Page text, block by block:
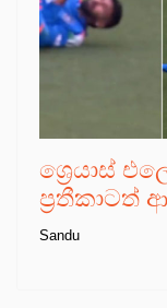
ශ්‍රෙයාස්
ප්‍රතීකාටත්
Sandu